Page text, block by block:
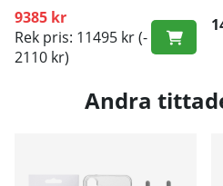
9385 kr
Rek pris: 11495 kr(-
2110 kr)
Andra